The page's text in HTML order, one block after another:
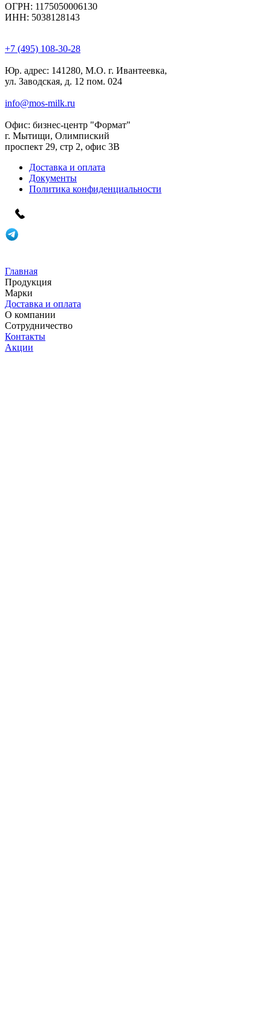
ОГРН: 1175050006130
ИНН: 5038128143
+7 (495) 108-30-28
Юр. адрес: 141280, М.О. г. Ивантеевка,
ул. Заводская, д. 12 пом. 024
info@mos-milk.ru
Офис: бизнес-центр "Формат"
г. Мытищи, Олимпиский
проспект 29, стр 2, офис 3B
Доставка и оплата
Документы
Политика конфиденциальности
Главная
Продукция
Марки
Доставка и оплата
О компании
Сотрудничество
Контакты
Акции